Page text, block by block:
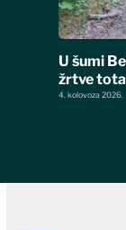
U šumi
žrtve
4. kolovoza 2026.